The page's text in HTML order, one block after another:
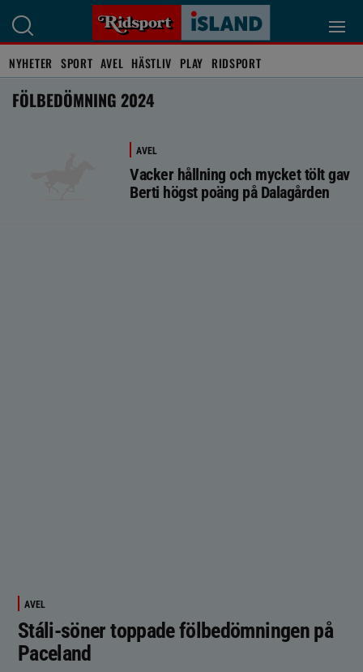
NYHETER SPORT AVEL HÄSTLIV PLAY RIDSPORT
FÖLBEDÖMNING 2024
AVEL
Vacker hållning och mycket tölt gav
Berti högst poäng på Dalagården
AVEL
Stáli-söner toppade fölbedömningen på
Paceland